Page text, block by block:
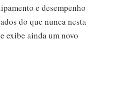
e desempenho
do que nunca nesta
exibe ainda um novo